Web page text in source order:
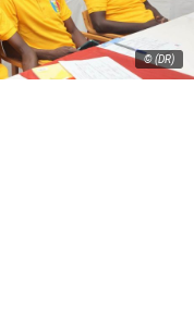
© (DR)